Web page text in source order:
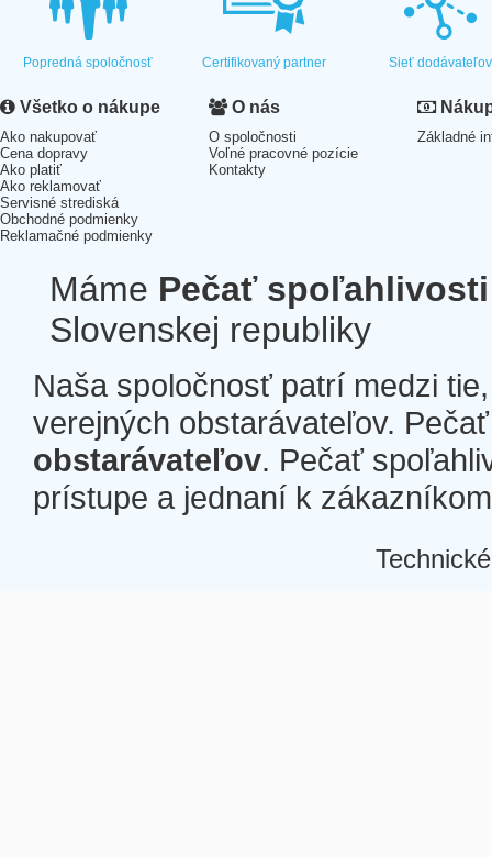
Popredná spoločnosť Certifikovaný partner Sieť dodávateľov
Všetko o nákupe
Ako nakupovať
Cena dopravy
Ako platiť
Ako reklamovať
Servisné strediská
Obchodné podmienky
Reklamačné podmienky
O nás
O spoločnosti
Voľné pracovné pozície
Kontakty
Základné
Máme Pečať spoľahlivosti
Slovenskej republiky
Naša spoločnosť patrí medzi
verejných obstarávateľov.
obstarávateľov. Pečať
prístupe a jednaní k